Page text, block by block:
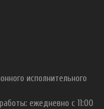
исполнительного
ежедневно с 11:00